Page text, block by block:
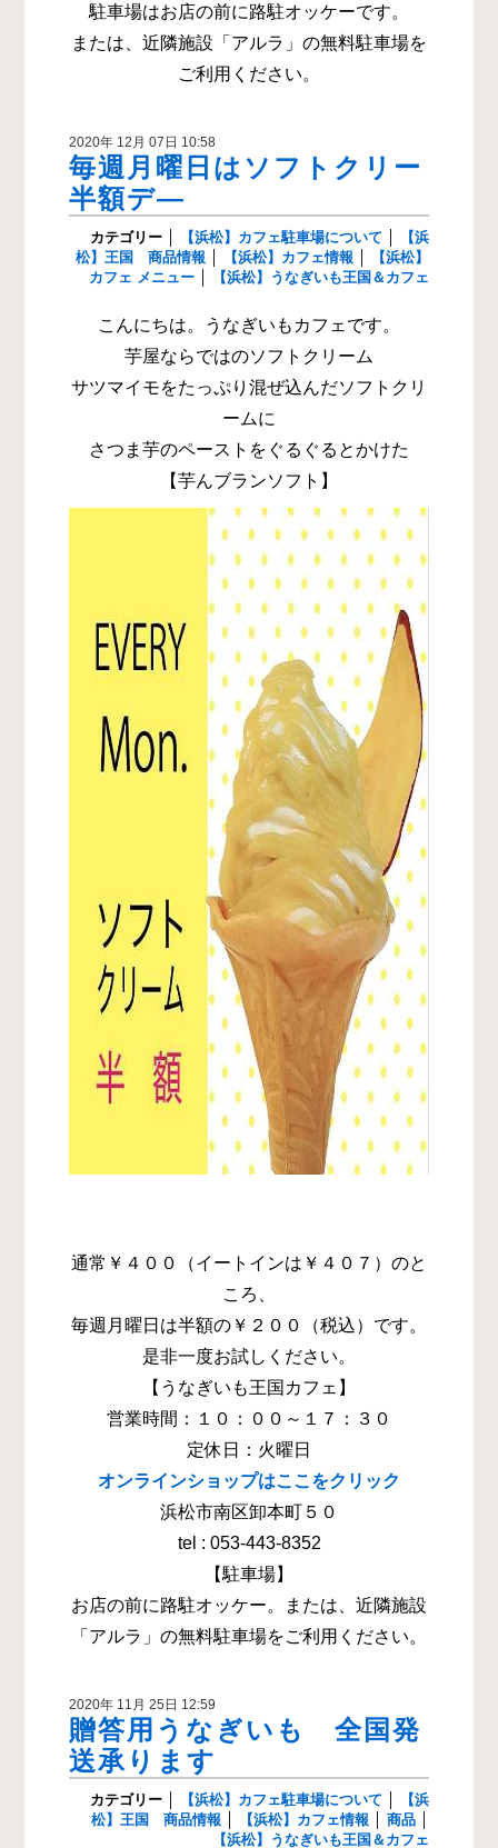
駐車場はお店の前に路駐オッケーです。
または、近隣施設「アルラ」の無料駐車場を
ご利用ください。
2020年 12月 07日 10:58
毎週月曜日はソフトクリー
半額デ―
カテゴリー 【浜松】カフェ駐車場について
【浜
松】王国 商品情報
【浜松】カフェ情報
【浜松】
カフェ メニュー
【浜松】うなぎいも王国＆カフェ
こんにちは。うなぎいもカフェです。
芋屋ならではのソフトクリーム
サツマイモをたっぷり混ぜ込んだソフトクリ
ームに
さつま芋のペーストをぐるぐるとかけた
【芋んブランソフト】
通常￥４００（イートインは￥４０７）のと
ころ、
毎週月曜日は半額の￥２００（税込）です。
是非一度お試しください。
【うなぎいも王国カフェ】
営業時間：１０：００～１７：３０
定休日：火曜日
オンラインショップはここをクリック
浜松市南区卸本町５０
tel : 053-443-8352
【駐車場】
お店の前に路駐オッケー。または、近隣施設
「アルラ」の無料駐車場をご利用ください。
2020年 11月 25日 12:59
贈答用うなぎいも 全国発
送承ります
カテゴリー 【浜松】カフェ駐車場について
【浜
松】王国 商品情報
【浜松】カフェ情報 商品
【浜松】うなぎいも王国＆カフェ